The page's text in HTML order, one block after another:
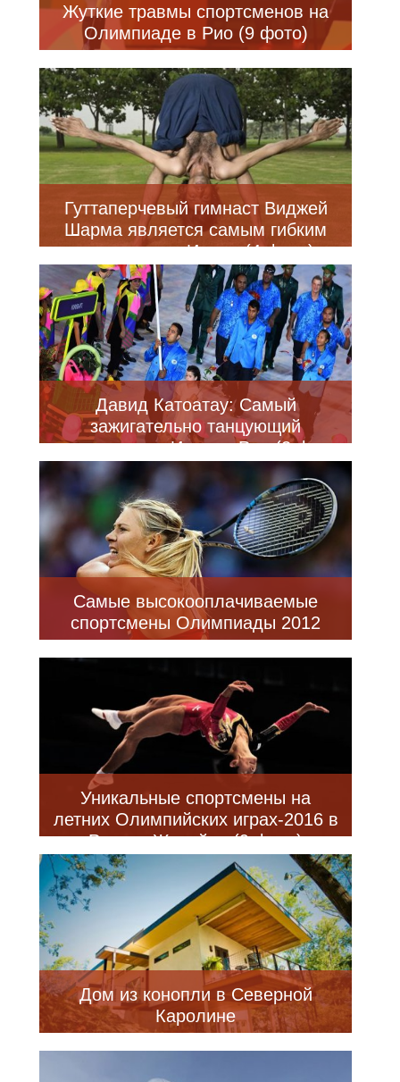
Жуткие травмы спортсменов на
Олимпиаде в Рио (9 фото)
Гуттаперчевый гимнаст Виджей
Шарма является самым гибким
человеком в Индии (4 фото)
Давид Катоатау: Самый
зажигательно танцующий
спортсмен на Играх в Рио (2 фото
+ 4 видео)
Самые высокооплачиваемые
спортсмены Олимпиады 2012
Уникальные спортсмены на
летних Олимпийских играх-2016 в
Рио-де-Жанейро (9 фото)
Дом из конопли в Северной
Каролине